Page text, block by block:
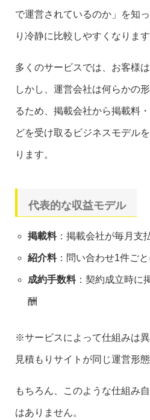
で運営されているのか」を知
り冷静に比較しやすくなります
多くのサービスでは、お客様
しかし、運営会社は何らかの
るため、掲載会社から掲載料
どを受け取るビジネスモデル
ります。
代表的な収益モデル
掲載料：掲載会社が毎月支
紹介料：問い合わせ1件ご
成約手数料：契約成立時に
酬
※サービスによって仕組みは
見積もりサイトが同じ運営形
もちろん、このような仕組み
はありません。